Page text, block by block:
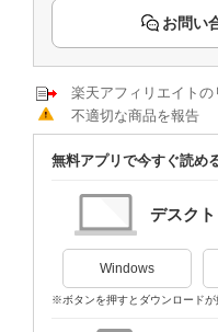
お問い
楽天アフィリエイトの
不適切な商品を報告
無料アプリで今すぐ読め
デスク
Windows
※ボタンを押すとダウンロードが